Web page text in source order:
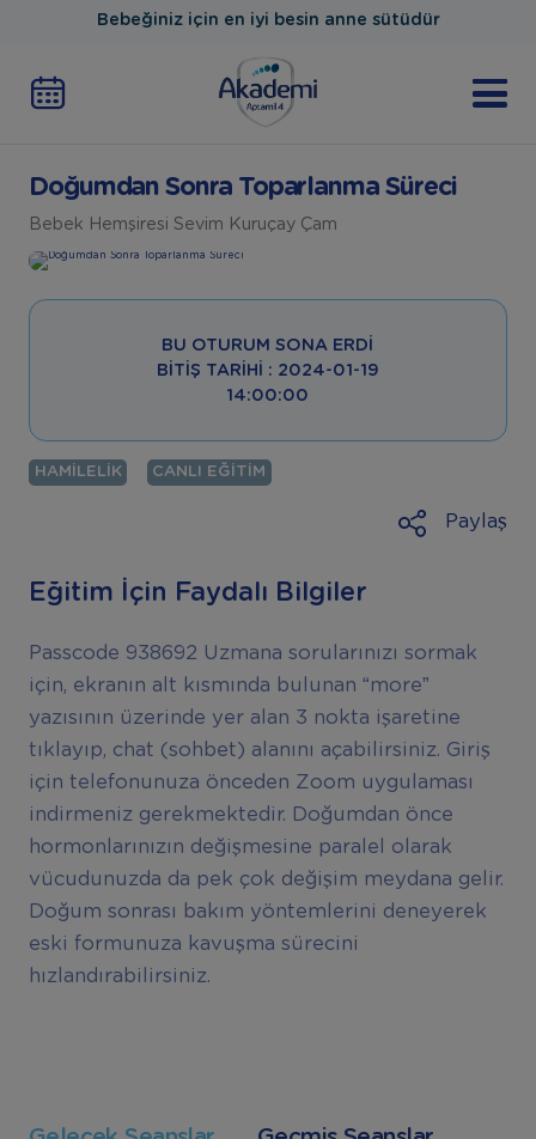
Bebeğiniz için en iyi besin anne sütüdür
Doğumdan Sonra Toparlanma Süreci
Bebek Hemşiresi Sevim Kuruçay Çam
BU OTURUM SONA ERDI
BITIŞ TARIHI : 2024-01-19
14:00:00
HAMILELIK CANLI EĞITIM
Paylaş
Eğitim İçin Faydalı Bilgiler
Passcode 938692 Uzmana sorularınızı sormak
için, ekranın alt kısmında bulunan “more”
yazısının üzerinde yer alan 3 nokta işaretine
tıklayıp, chat (sohbet) alanını açabilirsiniz. Giriş
için telefonunuza önceden Zoom uygulaması
indirmeniz gerekmektedir. Doğumdan önce
hormonlarınızın değişmesine paralel olarak
vücudunuzda da pek çok değişim meydana gelir.
Doğum sonrası bakım yöntemlerini deneyerek
eski formunuza kavuşma sürecini
hızlandırabilirsiniz.